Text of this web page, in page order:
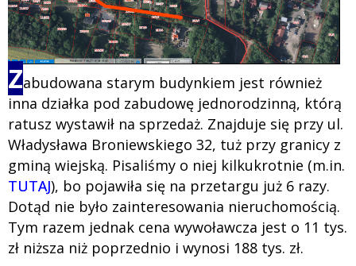
Zabudowana starym budynkiem jest również
inna działka pod zabudowę jednorodzinną, którą
ratusz wystawił na sprzedaż. Znajduje się przy ul.
Władysława Broniewskiego 32, tuż przy granicy z
gminą wiejską. Pisaliśmy o niej kilkukrotnie (m.in.
TUTAJ), bo pojawiła się na przetargu już 6 razy.
Dotąd nie było zainteresowania nieruchomością.
Tym razem jednak cena wywoławcza jest o 11 tys.
zł niższa niż poprzednio i wynosi 188 tys. zł.